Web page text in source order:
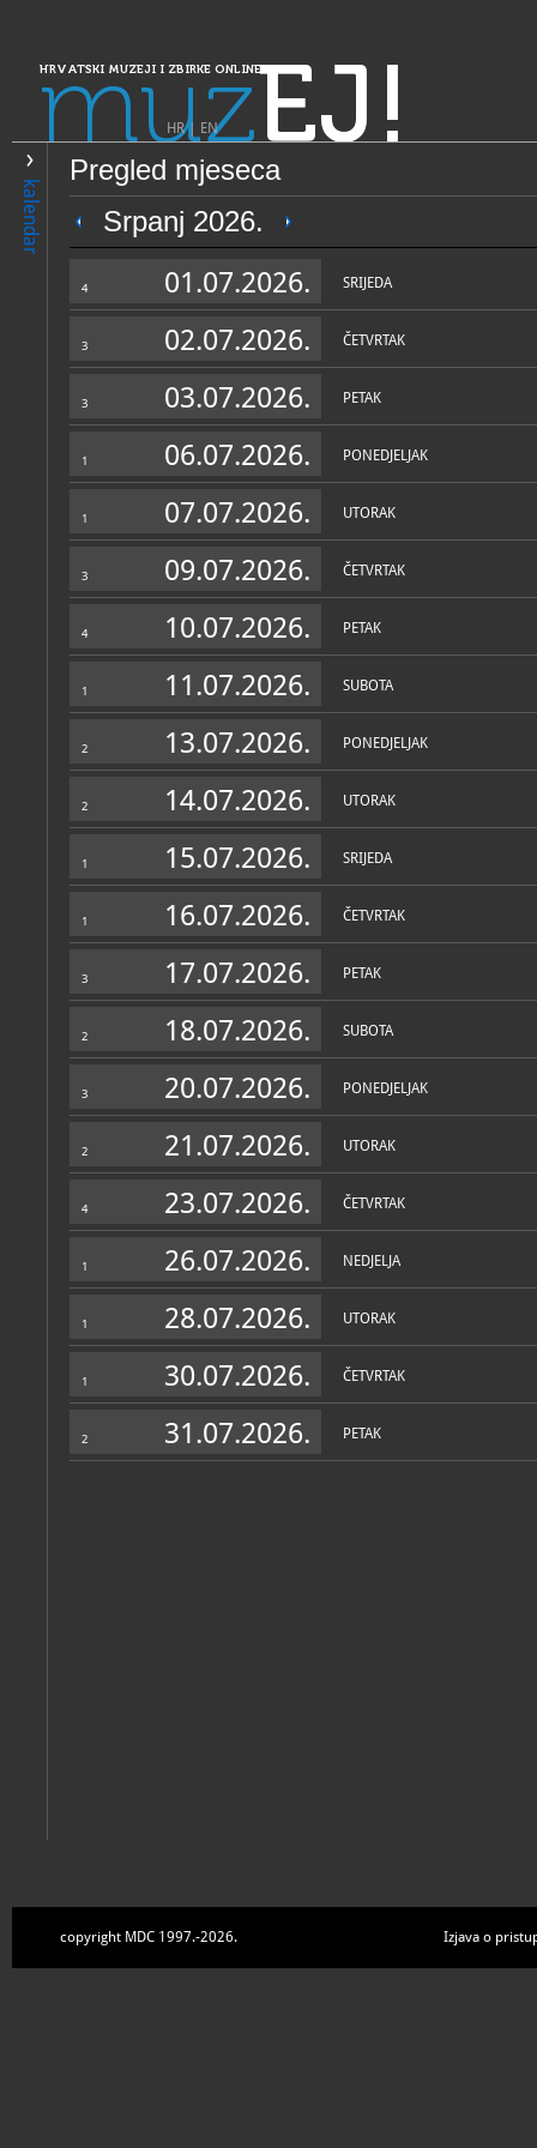
HRVATSKI MUZEJI I ZBIRKE ONLINE
muzEJ!
HR| EN
kalendar
Pregled mjeseca
Srpanj 2026.
4 01.07.2026. SRIJEDA
3 02.07.2026. ČETVRTAK
3 03.07.2026. PETAK
1 06.07.2026. PONEDJELJAK
1 07.07.2026. UTORAK
3 09.07.2026. ČETVRTAK
4 10.07.2026. PETAK
1 11.07.2026. SUBOTA
2 13.07.2026. PONEDJELJAK
2 14.07.2026. UTORAK
1 15.07.2026. SRIJEDA
1 16.07.2026. ČETVRTAK
3 17.07.2026. PETAK
2 18.07.2026. SUBOTA
3 20.07.2026. PONEDJELJAK
2 21.07.2026. UTORAK
4 23.07.2026. ČETVRTAK
1 26.07.2026. NEDJELJA
1 28.07.2026. UTORAK
1 30.07.2026. ČETVRTAK
2 31.07.2026. PETAK
PRETRAŽIVANJE
Dalmacija
Muzej Sinjske alke
OPĆI PODACI
Zbirke
copyright MDC 1997.-2026. Izjava o